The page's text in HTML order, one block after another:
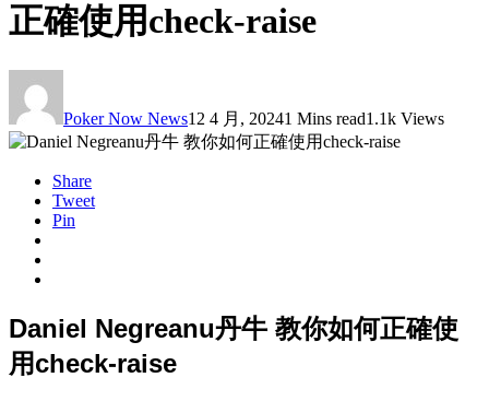
正確使用check-raise
Poker Now News12 4 月, 20241 Mins read1.1k Views
Share
Tweet
Pin
Daniel Negreanu丹牛 教你如何正確使
用check-raise